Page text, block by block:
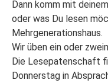
Dann komm mit
oder was Du lesen
Mehrgenerationshaus.
Wir üben ein oder
Die Lesepatenschaft
Donnerstag in